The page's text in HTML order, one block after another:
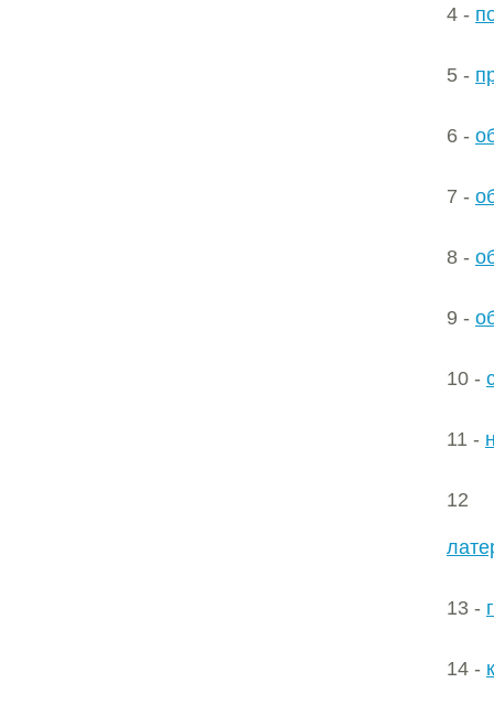
4 -
5 -
6 -
7 -
8 -
9 -
10 -
11 -
13 -
14 -